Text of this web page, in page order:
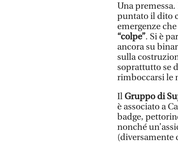
Una
puntato il dito
emergenze
“colpe”. Si è
ancora su
sulla
soprattutto se
rimboccarsi le
IlGruppo di
è associato a
badge,
nonché
(diversamente